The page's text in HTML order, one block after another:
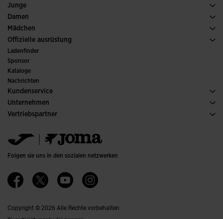
Fussball
Padel
Trailrunning
Schuh Herren
Sport
Junge
Alle Jungenbekleidung anzeigen
Damen
Schuh Damen
Sport
Mädchen
Alle Mädchenkleidung anzeigen
Offizielle ausrüstung
Fussball
Hallenfussball
Ausschüsse und Verbände
Sonderausgaben
Ladenfinder
Sponsor
Kataloge
Nachrichten
Kundenservice
Kaufbedingungen
Transport und Lieferung
FAQs
Unternehmen
Kataloge
Ethischer Kanal
Qualitäts- und Umweltpolitik
Jobs & Karriere
Ethics Channel
Vertriebspartner
Jomanet
Marketing-Bereich
Kontakt aufnehmen
Folgen sie uns in den sozialen netzwerken
Copyright © 2026 Alle Rechte vorbehalten